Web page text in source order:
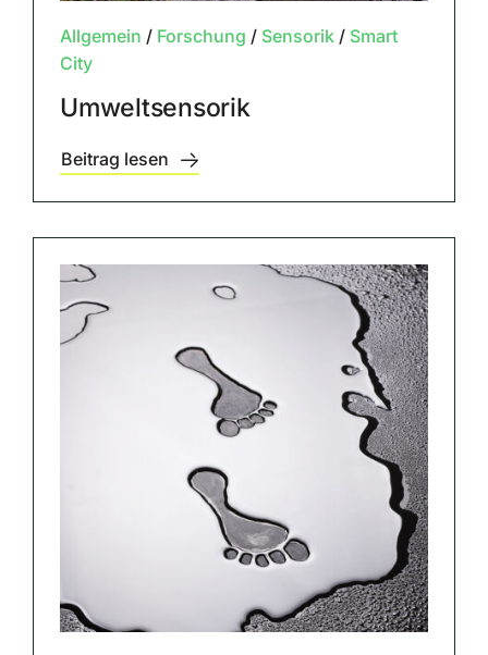
Allgemein / Forschung / Sensorik/ Smart
City
Umweltsensorik
Beitrag lesen